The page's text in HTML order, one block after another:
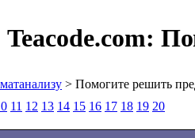
Teacode.com:
> Помогите решить
11 12 13 14 15 16 17 18 19 20